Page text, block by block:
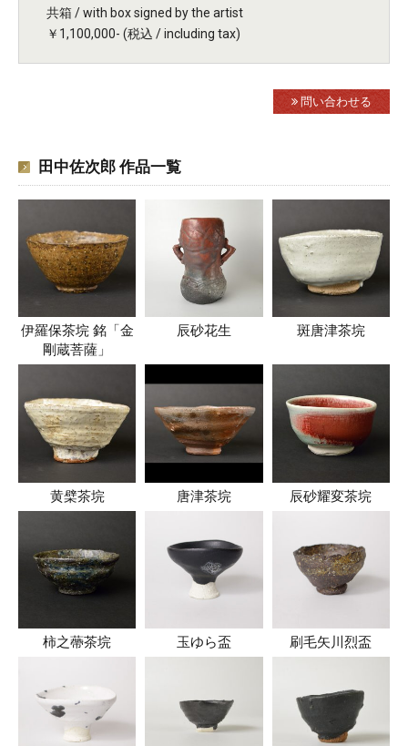
共箱 / with box signed by the artist
￥1,100,000- (税込 / including tax)
問い合わせる
田中佐次郎 作品一覧
伊羅保茶垸 銘「金
剛蔵菩薩」
辰砂花生 斑唐津茶垸
黄檗茶垸 唐津茶垸 辰砂耀変茶垸
柿之蔕茶垸 玉ゆら盃 刷毛矢川烈盃